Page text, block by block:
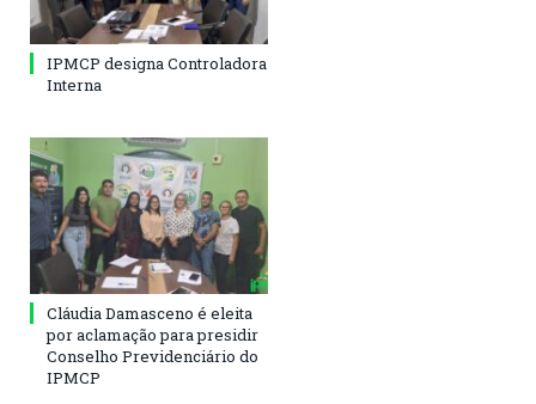
IPMCP designa Controladora
Interna
Cláudia Damasceno é eleita
por aclamação para presidir
Conselho Previdenciário do
IPMCP